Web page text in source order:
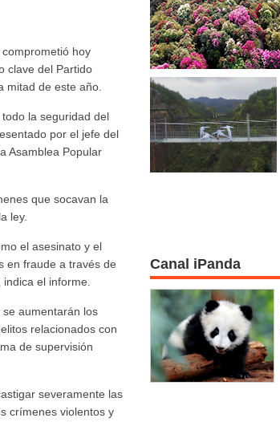
hoy
clave del Partido
mitad de este año.
la seguridad del
por el jefe del
Asamblea Popular
que socavan la
ley.
el asesinato y el
en fraude a través de
el informe.
aumentarán los
relacionados con
de supervisión
severamente las
crímenes violentos y
Canal iPanda